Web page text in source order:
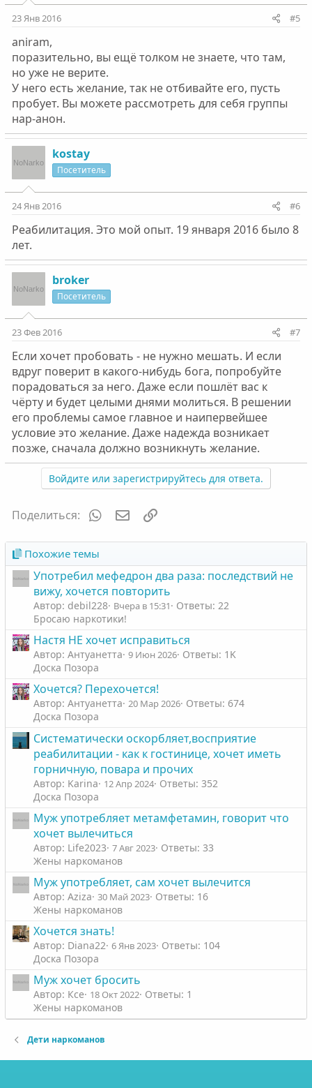
23 Янв 2016 #5
aniram,
поразительно, вы ещё толком не знаете, что там,
но уже не верите.
У него есть желание, так не отбивайте его, пусть
пробует. Вы можете рассмотреть для себя группы
нар-анон.
kostay
Посетитель
24 Янв 2016 #6
Реабилитация. Это мой опыт. 19 января 2016 было 8
лет.
broker
Посетитель
23 Фев 2016 #7
Если хочет пробовать - не нужно мешать. И если
вдруг поверит в какого-нибудь бога, попробуйте
порадоваться за него. Даже если пошлёт вас к
чёрту и будет целыми днями молиться. В решении
его проблемы самое главное и наипервейшее
условие это желание. Даже надежда возникает
позже, сначала должно возникнуть желание.
Войдите или зарегистрируйтесь для ответа.
Поделиться: WhatsAppЭлектронная почта
Похожие темы
Употребил мефедрон два раза: последствий не
вижу, хочется повторить
Автор: debil228 Вчера в 15:31
Ответы: 22
Бросаю наркотики!
Настя НЕ хочет исправиться
Автор: Антуанетта 9 Июн 2026 Ответы: 1K
Доска Позора
Хочется? Перехочется!
Автор: Антуанетта 20 Мар 2026 Ответы: 674
Доска Позора
Систематически оскорбляет,восприятие
реабилитации - как к гостинице, хочет иметь
горничную, повара и прочих
Автор: Karinа 12 Апр 2024 Ответы: 352
Доска Позора
Муж употребляет метамфетамин, говорит что
хочет вылечиться
Автор: Life2023 7 Авг 2023 Ответы: 33
Жены наркоманов
Муж употребляет, сам хочет вылечится
Автор: Aziza 30 Май 2023 Ответы: 16
Жены наркоманов
Хочется знать!
Автор: Diana22 6 Янв 2023 Ответы: 104
Доска Позора
Муж хочет бросить
Автор: Ксе 18 Окт 2022 Ответы: 1
Жены наркоманов
Дети наркоманов